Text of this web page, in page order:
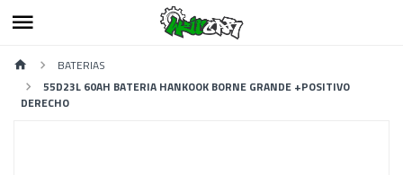
BATERIAS
55D23L 60AH BATERIA HANKOOK BORNE GRANDE +POSITIVO
DERECHO